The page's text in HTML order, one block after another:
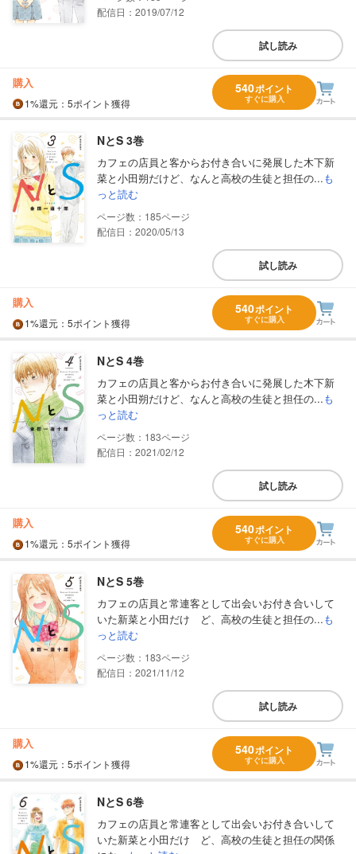
配信日：2019/07/12
試し読み
購入
1%還元 ：5ポイント獲得
540ポイント
すぐに購入
NとS 3巻
カフェの店員と客からお付き合いに発展した木下新
菜と小田朔だけど、なんと高校の生徒と担任の...も
っと読む
185
配信日：2020/05/13
試し読み
購入
1%還元 ：5ポイント獲得
540ポイント
すぐに購入
NとS 4巻
カフェの店員と客からお付き合いに発展した木下新
菜と小田朔だけど、なんと高校の生徒と担任の...も
っと読む
183
配信日：2021/02/12
試し読み
購入
1%還元 ：5ポイント獲得
540ポイント
すぐに購入
NとS 5巻
カフェの店員と常連客として出会いお付き合いして
いた新菜と小田だけ ど、高校の生徒と担任の...も
っと読む
183
配信日：2021/11/12
試し読み
購入
1%還元 ：5ポイント獲得
540ポイント
すぐに購入
NとS 6巻
カフェの店員と常連客として出会いお付き合いして
いた新菜と小田だけ ど、高校の生徒と担任の関係